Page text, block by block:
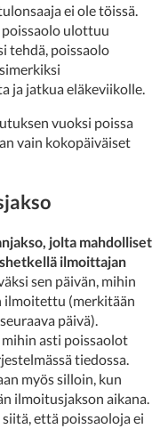
ei ole töissä.
poissaolo ulottuu
tehdä, poissaolo
ja jatkua eläkeviikolle.
vuoksi poissa
vain kokopäiväiset
jolta mahdolliset
ilmoittajan
sen päivän, mihin
ilmoitettu (merkitään
päivä).
asti poissaolot
tiedossa.
myös silloin, kun
ilmoitusjakson aikana.
että poissaoloja ei